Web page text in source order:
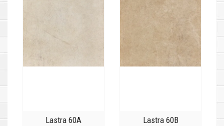
Lastra 60A Lastra 60B